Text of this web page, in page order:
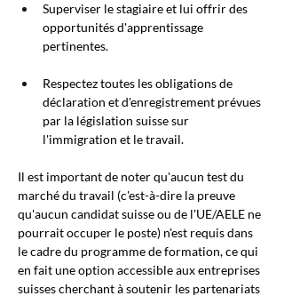
Superviser le stagiaire et lui offrir des
opportunités d'apprentissage
pertinentes.
Respectez toutes les obligations de
déclaration et d'enregistrement prévues
par la législation suisse sur
l'immigration et le travail.
Il est important de noter qu'aucun test du
marché du travail (c'est-à-dire la preuve
qu'aucun candidat suisse ou de l'UE/AELE ne
pourrait occuper le poste) n'est requis dans
le cadre du programme de formation, ce qui
en fait une option accessible aux entreprises
suisses cherchant à soutenir les partenariats